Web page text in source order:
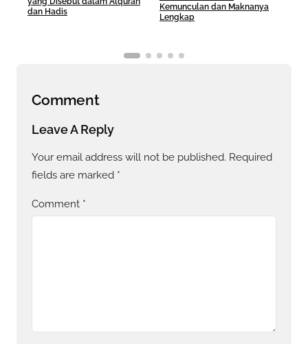
dan Hadis
Kemunculan dan Maknanya
Lengkap
Comment
Leave A Reply
Your email address will not be published. Required
fields are marked *
Comment *